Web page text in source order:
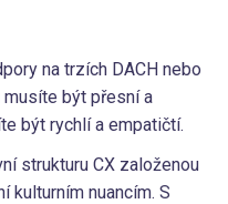
na trzích DACH nebo
musíte být přesní a
být rychlí a empatičtí.
strukturu CX založenou
kulturním nuancím. S